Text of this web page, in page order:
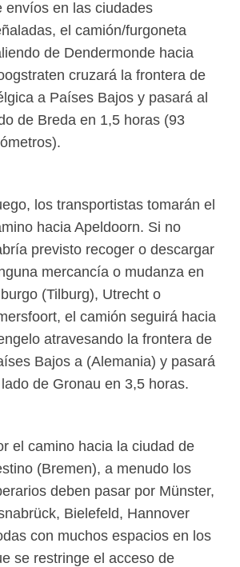
envíos en las ciudades
el camión/furgoneta
de Dendermonde hacia
cruzará la frontera de
a Países Bajos y pasará al
de Breda en 1,5 horas (93
los transportistas tomarán el
hacia Apeldoorn. Si no
previsto recoger o descargar
mercancía o mudanza en
(Tilburg), Utrecht o
el camión seguirá hacia
atravesando la frontera de
Bajos a (Alemania) y pasará
de Gronau en 3,5 horas.
el camino hacia la ciudad de
(Bremen), a menudo los
deben pasar por Münster,
Bielefeld, Hannover
con muchos espacios en los
se restringe el acceso de